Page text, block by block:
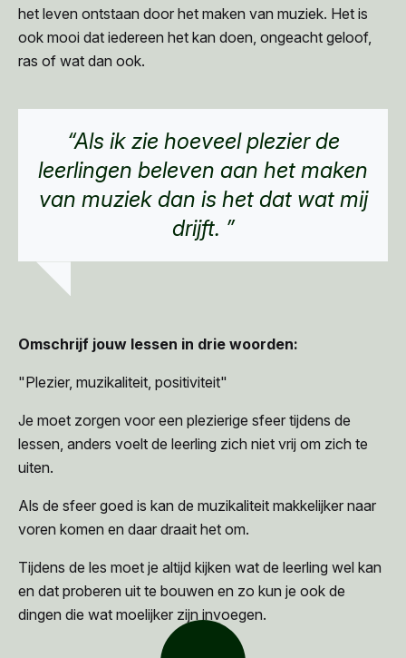
het leven ontstaan door het maken van muziek. Het is
ook mooi dat iedereen het kan doen, ongeacht geloof,
ras of wat dan ook.
“Als ik zie hoeveel plezier de
leerlingen beleven aan het maken
van muziek dan is het dat wat mij
drijft. ”
Omschrijf jouw lessen in drie woorden:
"Plezier, muzikaliteit, positiviteit"
Je moet zorgen voor een plezierige sfeer tijdens de
lessen, anders voelt de leerling zich niet vrij om zich te
uiten.
Als de sfeer goed is kan de muzikaliteit makkelijker naar
voren komen en daar draait het om.
Tijdens de les moet je altijd kijken wat de leerling wel kan
en dat proberen uit te bouwen en zo kun je ook de
dingen die wat moelijker zijn invoegen.